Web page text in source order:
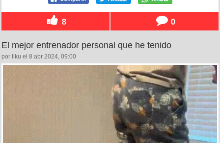
8 0
El mejor entrenador personal que he tenido
por liku el 8 abr 2024, 09:00